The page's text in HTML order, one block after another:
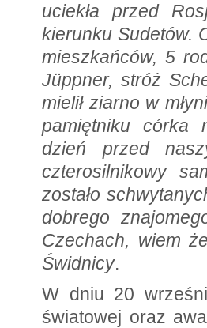
uciekła przed
kierunku Sudetów.
mieszkańców, 5
Jüppner, stróż
mielił ziarno w
pamiętniku córka
dzień przed
czterosilnikowy
zostało
dobrego
Czechach, wiem
Świdnicy.
W dniu 20
światowej oraz